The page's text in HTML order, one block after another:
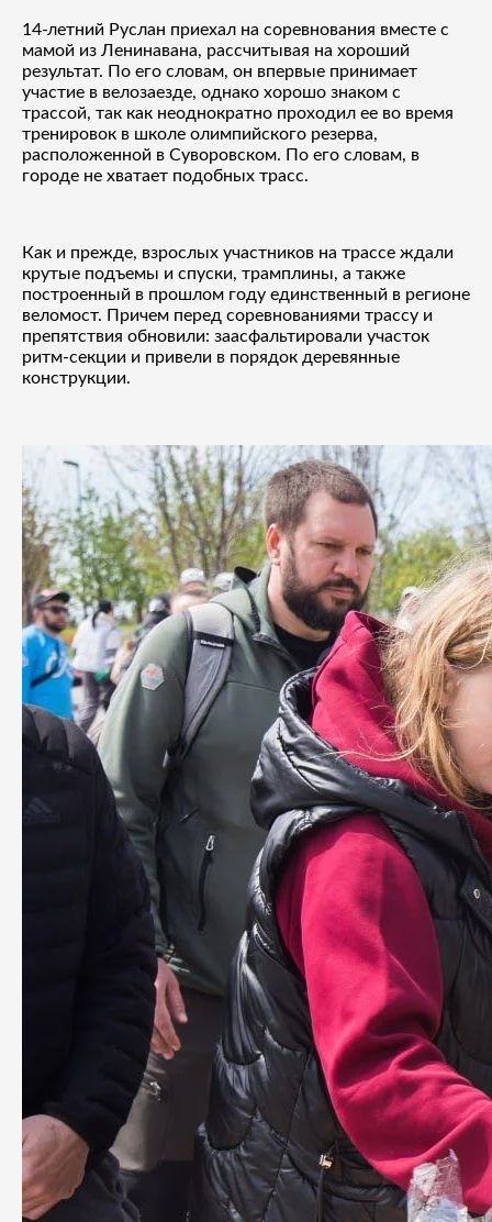
14-летний Руслан приехал на соревнования вместе с
мамой из Ленинавана, рассчитывая на хороший
результат. По его словам, он впервые принимает
участие в велозаезде, однако хорошо знаком с
трассой, так как неоднократно проходил ее во время
тренировок в школе олимпийского резерва,
расположенной в Суворовском. По его словам, в
городе не хватает подобных трасс.
Как и прежде, взрослых участников на трассе ждали
крутые подъемы и спуски, трамплины, а также
построенный в прошлом году единственный в регионе
веломост. Причем перед соревнованиями трассу и
препятствия обновили: заасфальтировали участок
ритм-секции и привели в порядок деревянные
конструкции.